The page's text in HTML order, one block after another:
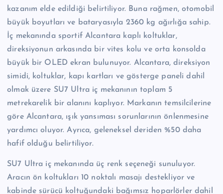
kazanım elde edildiği belirtiliyor. Buna rağmen, otomobil
büyük boyutları ve bataryasıyla 2360 kg ağırlığa sahip.
İç mekanında sportif Alcantara kaplı koltuklar,
direksiyonun arkasında bir vites kolu ve orta konsolda
büyük bir OLED ekran bulunuyor. Alcantara, direksiyon
simidi, koltuklar, kapı kartları ve gösterge paneli dahil
olmak üzere SU7 Ultra iç mekanının toplam 5
metrekarelik bir alanını kaplıyor. Markanın temsilcilerine
göre Alcantara, ışık yansıması sorunlarının önlenmesine
yardımcı oluyor. Ayrıca, geleneksel deriden %50 daha
hafif olduğu belirtiliyor.
SU7 Ultra iç mekanında üç renk seçeneği sunuluyor.
Aracın ön koltukları 10 noktalı masajı destekliyor ve
kabinde sürücü koltuğundaki bağımsız hoparlörler dahil